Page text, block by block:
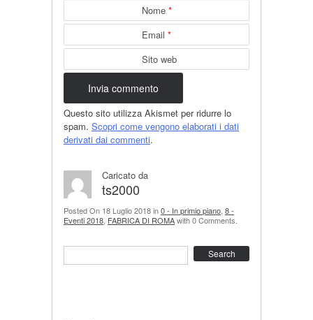
Nome *
Email *
Sito web
Questo sito utilizza Akismet per ridurre lo
spam. Scopri come vengono elaborati i dati
derivati dai commenti.
Caricato da
ts2000
Posted On 18 Luglio 2018 in0 - In primio piano 8 -
Eventi 2018 FABRICA DI ROMAwith 0 Comments.